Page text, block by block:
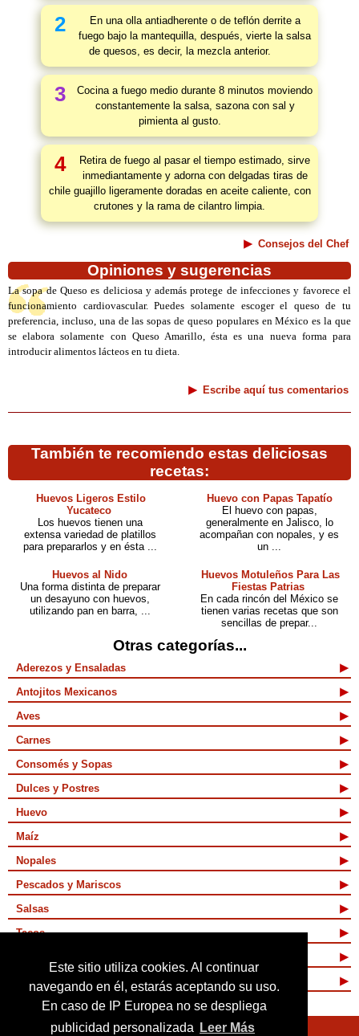
Este sitio utiliza cookies. Al continuar
navegando en él, estarás aceptando su uso.
En caso de IP Europea no se despliega
publicidad personalizada
Leer Más
2
En una olla antiadherente o de teflón derrite a
fuego bajo la mantequilla, después, vierte la salsa
de quesos, es decir, la mezcla anterior.
3
Cocina a fuego medio durante 8 minutos moviendo
constantemente la salsa, sazona con sal y
pimienta al gusto.
4
Retira de fuego al pasar el tiempo estimado, sirve
inmediantamente y adorna con delgadas tiras de
chile guajillo ligeramente doradas en aceite caliente, con
crutones y la rama de cilantro limpia.
Consejos del Chef
Opiniones y sugerencias
La sopa de Queso es deliciosa y además protege de infecciones y favorece el
funcionamiento cardiovascular. Puedes solamente escoger el queso de tu
preferencia, incluso, una de las sopas de queso populares en México es la que
se elabora solamente con Queso Amarillo, ésta es una nueva forma para
introducir alimentos lácteos en tu dieta.
Escribe aquí tus comentarios
También te recomiendo estas deliciosas
recetas:
Huevos Ligeros Estilo
Yucateco
Los huevos tienen una
extensa variedad de platillos
para prepararlos y en ésta ...
Huevo con Papas Tapatío
El huevo con papas,
generalmente en Jalisco, lo
acompañan con nopales, y es
un ...
Huevos al Nido
Una forma distinta de preparar
un desayuno con huevos,
utilizando pan en barra, ...
Huevos Motuleños Para Las
Fiestas Patrias
En cada rincón del México se
tienen varias recetas que son
sencillas de prepar...
Otras categorías...
Aderezos y Ensaladas
Antojitos Mexicanos
Aves
Carnes
Consomés y Sopas
Dulces y Postres
Huevo
Maíz
Nopales
Pescados y Mariscos
Salsas
Tacos
Vegetarianas